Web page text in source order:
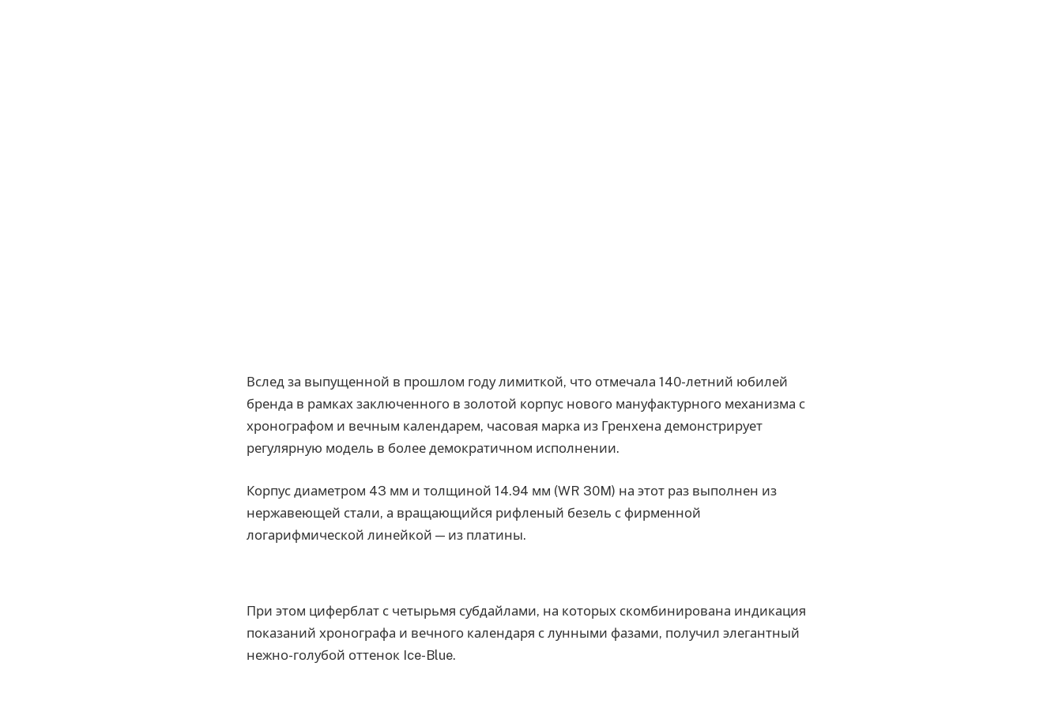
Вслед за выпущенной в прошлом году лимиткой, что отмечала 140-летний юбилей
бренда в рамках заключенного в золотой корпус нового мануфактурного механизма с
хронографом и вечным календарем, часовая марка из Гренхена демонстрирует
регулярную модель в более демократичном исполнении.
Корпус диаметром 43 мм и толщиной 14.94 мм (WR 30M) на этот раз выполнен из
нержавеющей стали, а вращающийся рифленый безель с фирменной
логарифмической линейкой — из платины.
При этом циферблат с четырьмя субдайлами, на которых скомбинирована индикация
показаний хронографа и вечного календаря с лунными фазами, получил элегантный
нежно-голубой оттенок Ice-Blue.